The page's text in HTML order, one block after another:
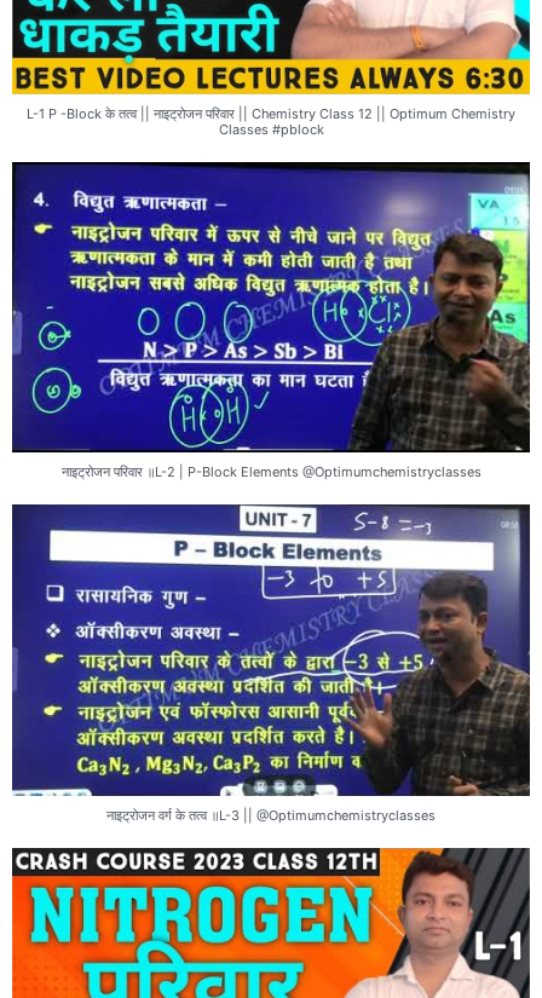
L-1 P -Block के तत्व || नाइट्रोजन परिवार || Chemistry Class 12 || Optimum Chemistry
Classes #pblock
नाइट्रोजन परिवार ॥L-2 | P-Block Elements @Optimumchemistryclasses
नाइट्रोजन वर्ग के तत्व ॥L-3 || @Optimumchemistryclasses